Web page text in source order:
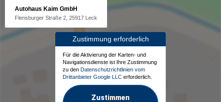
Autohaus Kaim GmbH
Flensburger Straße 2, 25917 Leck
Zustimmung erforderlich
Für die Aktivierung der Karten- und
Navigationsdienste ist Ihre Zustimmung
zu den Datenschutzrichtlinien vom
Drittanbieter Google LLC erforderlich.
Zustimmen